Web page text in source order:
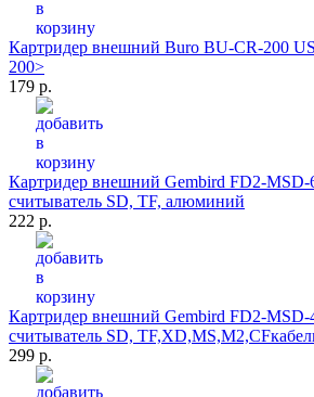
Картридер внешний Buro BU-CR-200
200>
179 р.
Картридер внешний Gembird FD2-
считыватель SD, TF, алюминий
222 р.
Картридер внешний Gembird FD2-MSD-
считыватель SD,
299 р.